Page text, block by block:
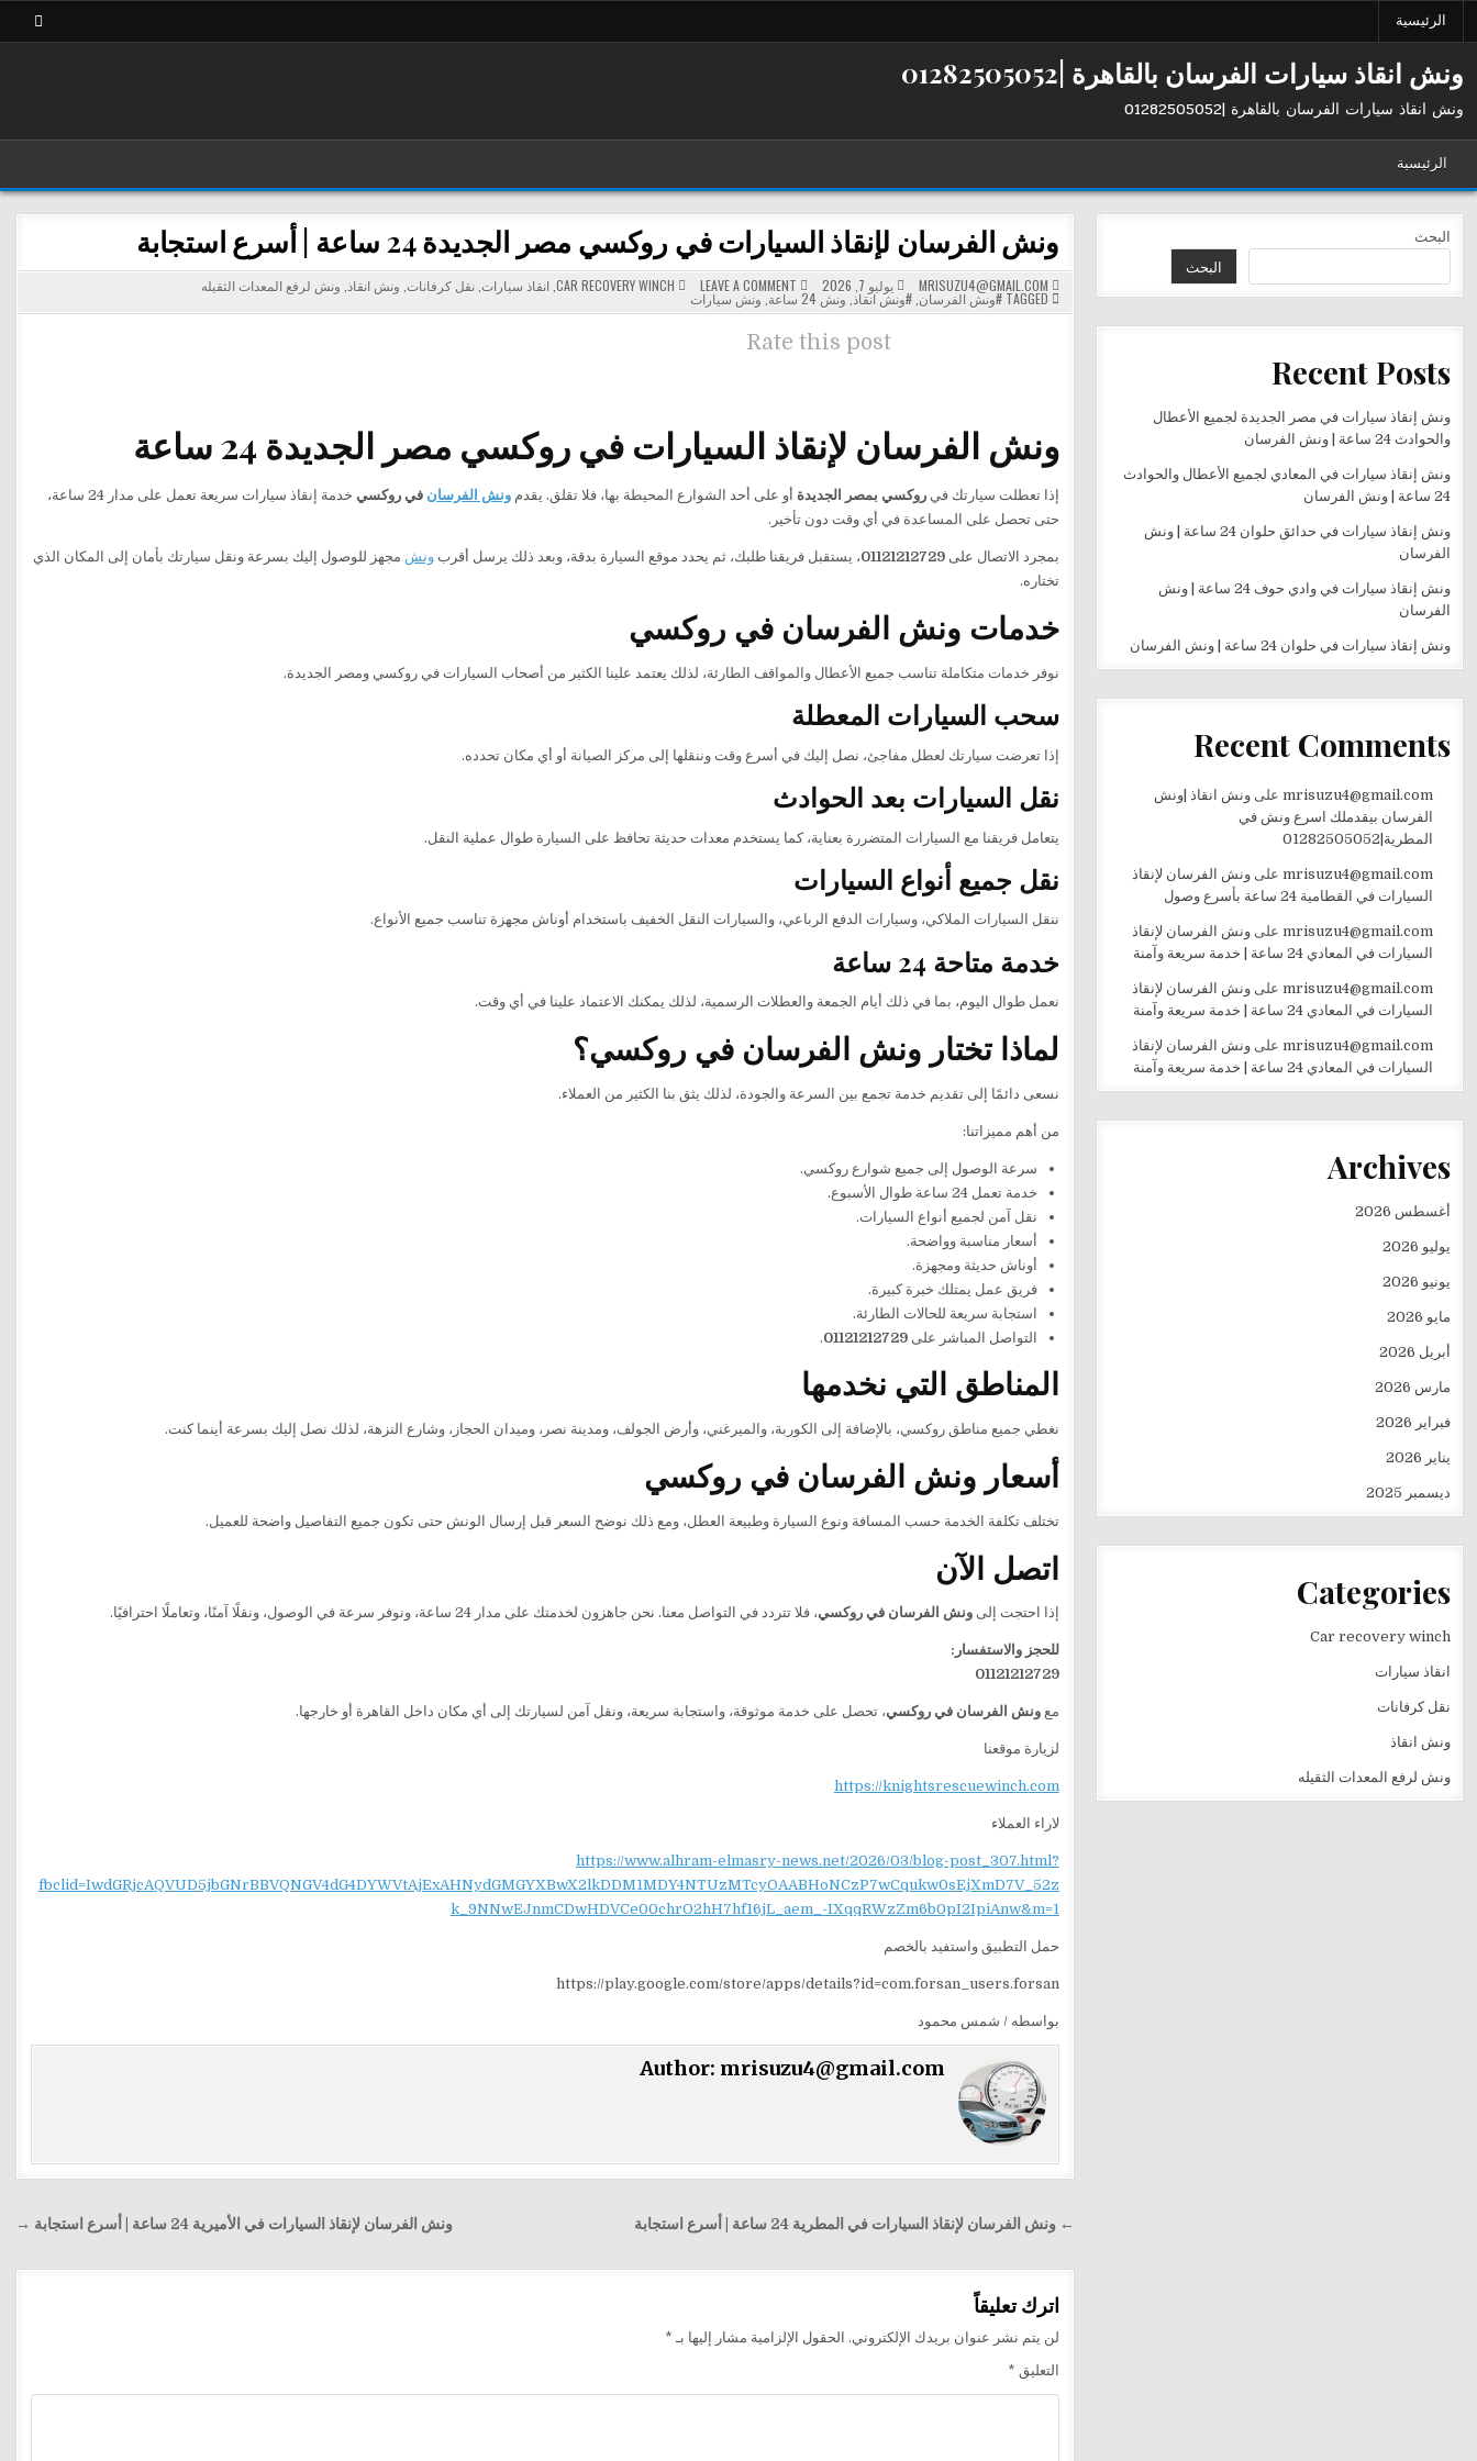
الرئيسية
ونش انقاذ سيارات الفرسان بالقاهرة |01282505052
ونش انقاذ سيارات الفرسان بالقاهرة |01282505052
الرئيسية
ونش الفرسان لإنقاذ السيارات في روكسي مصر الجديدة 24 ساعة | أسرع استجابة
MRISUZU4@GMAIL.COM يوليو 7, 2026 LEAVE A COMMENT
ON
ونش
الفرسان
|
استجابة
POSTED
IN
CAR RECOVERY WINCH
,انقاذ سيارات ,نقل كرفانات ونش انقاذ ونش لرفع المعدات الثقيله
#ونش الفرسان ,#ونش انقاذ ونش 24 ساعة ونش سيارات
Rate this post
ونش الفرسان لإنقاذ السيارات في روكسي مصر الجديدة 24 ساعة
إذا تعطلت سيارتك فيروكسي بمصر الجديدة أو على أحد الشوارع المحيطة بها، فلا تقلق. يقدمونش الفرسان في روكسي
خدمة إنقاذ سيارات سريعة تعمل على مدار 24 ساعة،
حتى تحصل على المساعدة في أي وقت دون تأخير.
بمجرد الاتصال على01121212729، يستقبل فريقنا طلبك، ثم يحدد موقع السيارة بدقة، وبعد ذلك يرسل أقربونش مجهز للوصول إليك بسرعة ونقل سيارتك بأمان إلى المكان الذي
تختاره.
خدمات ونش الفرسان في روكسي
نوفر خدمات متكاملة تناسب جميع الأعطال والمواقف الطارئة، لذلك يعتمد علينا الكثير من أصحاب السيارات في روكسي ومصر الجديدة.
سحب السيارات المعطلة
إذا تعرضت سيارتك لعطل مفاجئ، نصل إليك في أسرع وقت وننقلها إلى مركز الصيانة أو أي مكان تحدده.
نقل السيارات بعد الحوادث
يتعامل فريقنا مع السيارات المتضررة بعناية، كما يستخدم معدات حديثة تحافظ على السيارة طوال عملية النقل.
نقل جميع أنواع السيارات
ننقل السيارات الملاكي، وسيارات الدفع الرباعي، والسيارات النقل الخفيف باستخدام أوناش مجهزة تناسب جميع الأنواع.
خدمة متاحة 24 ساعة
نعمل طوال اليوم، بما في ذلك أيام الجمعة والعطلات الرسمية، لذلك يمكنك الاعتماد علينا في أي وقت.
لماذا تختار ونش الفرسان في روكسي؟
نسعى دائمًا إلى تقديم خدمة تجمع بين السرعة والجودة، لذلك يثق بنا الكثير من العملاء.
من أهم مميزاتنا:
سرعة الوصول إلى جميع شوارع روكسي.
خدمة تعمل 24 ساعة طوال الأسبوع.
نقل آمن لجميع أنواع السيارات.
أسعار مناسبة وواضحة.
أوناش حديثة ومجهزة.
فريق عمل يمتلك خبرة كبيرة.
استجابة سريعة للحالات الطارئة.
التواصل المباشر على01121212729
.
المناطق التي نخدمها
نغطي جميع مناطق روكسي، بالإضافة إلى الكوربة، والميرغني، وأرض الجولف، ومدينة نصر، وميدان الحجاز، وشارع النزهة، لذلك نصل إليك بسرعة أينما كنت.
أسعار ونش الفرسان في روكسي
تختلف تكلفة الخدمة حسب المسافة ونوع السيارة وطبيعة العطل، ومع ذلك نوضح السعر قبل إرسال الونش حتى تكون جميع التفاصيل واضحة للعميل.
اتصل الآن
إذا احتجت إلىونش الفرسان في روكسي، فلا تتردد في التواصل معنا. نحن جاهزون لخدمتك على مدار 24 ساعة، ونوفر سرعة في الوصول، ونقلًا آمنًا، وتعاملًا احترافيًا.
للحجز والاستفسار:
01121212729
معونش الفرسان في روكسي، تحصل على خدمة موثوقة، واستجابة سريعة، ونقل آمن لسيارتك إلى أي مكان داخل القاهرة أو خارجها.
لزيارة موقعنا
https://knightsrescuewinch.com
لاراء العملاء
https://www.alhram-elmasry-news.net/2026/03/blog-post_307.html?
fbclid=IwdGRjcAQVUD5jbGNrBBVQNGV4dG4DYWVtAjExAHNydGMGYXBwX2lkDDM1MDY4NTUzMTcyOAABHoNCzP7wCqukw0sEjXmD7V_52z
k_9NNwEJnmCDwHDVCe00chrO2hH7hf16jL_aem_-IXqqRWzZm6b0pI2IpiAnw&m=1
حمل التطبيق واستفيد بالخصم
https://play.google.com/store/apps/details?id=com.forsan_users.forsan
بواسطه / شمس محمود
Author: mrisuzu4@gmail.com
تصفّح ونش الفرسان لإنقاذ السيارات في الأميرية 24 ساعة | أسرع استجابة → ← ونش الفرسان لإنقاذ السيارات في المطرية 24 ساعة | أسرع استجابة
اترك تعليقاً
لن يتم نشر عنوان بريدك الإلكتروني. الحقول الإلزامية مشار إليها بـ *
التعليق *
البحث
البحث
Recent Posts
ونش إنقاذ سيارات في مصر الجديدة لجميع الأعطال
والحوادث 24 ساعة | ونش الفرسان
ونش إنقاذ سيارات في المعادي لجميع الأعطال والحوادث
24 ساعة | ونش الفرسان
ونش إنقاذ سيارات في حدائق حلوان 24 ساعة | ونش
الفرسان
ونش إنقاذ سيارات في وادي حوف 24 ساعة | ونش
الفرسان
ونش إنقاذ سيارات في حلوان 24 ساعة | ونش الفرسان
Recent Comments
mrisuzu4@gmail.comعلى ونش انقاذ |ونش
الفرسان بيقدملك اسرع ونش في
المطرية|01282505052
mrisuzu4@gmail.comعلى ونش الفرسان لإنقاذ
السيارات في القطامية 24 ساعة بأسرع وصول
mrisuzu4@gmail.comعلى ونش الفرسان لإنقاذ
السيارات في المعادي 24 ساعة | خدمة سريعة وآمنة
mrisuzu4@gmail.comعلى ونش الفرسان لإنقاذ
السيارات في المعادي 24 ساعة | خدمة سريعة وآمنة
mrisuzu4@gmail.comعلى ونش الفرسان لإنقاذ
السيارات في المعادي 24 ساعة | خدمة سريعة وآمنة
Archives
أغسطس 2026
يوليو 2026
يونيو 2026
مايو 2026
أبريل 2026
مارس 2026
فبراير 2026
يناير 2026
ديسمبر 2025
Categories
Car recovery winch
انقاذ سيارات
نقل كرفانات
ونش انقاذ
ونش لرفع المعدات الثقيله